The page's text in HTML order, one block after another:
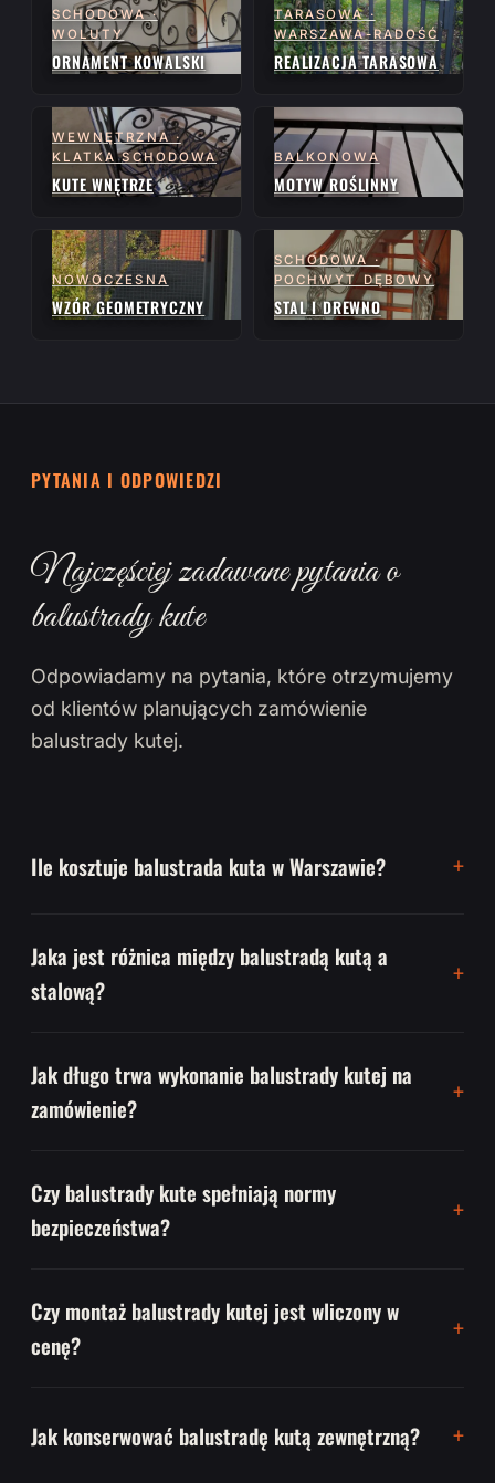
SCHODOWA ·
WOLUTY
ORNAMENT KOWALSKI
TARASOWA ·
WARSZAWA-RADOŚĆ
REALIZACJA TARASOWA
WEWNĘTRZNA ·
KLATKA SCHODOWA
KUTE WNĘTRZE
BALKONOWA
MOTYW ROŚLINNY
NOWOCZESNA
WZÓR GEOMETRYCZNY
SCHODOWA ·
POCHWYT DĘBOWY
STAL I DREWNO
PYTANIA I ODPOWIEDZI
Najczęściej zadawane pytania o
balustrady kute
Odpowiadamy na pytania, które otrzymujemy
od klientów planujących zamówienie
balustrady kutej.
Ile kosztuje balustrada kuta w Warszawie?
Jaka jest różnica między balustradą kutą a
stalową?
Jak długo trwa wykonanie balustrady kutej na
zamówienie?
Czy balustrady kute spełniają normy
bezpieczeństwa?
Czy montaż balustrady kutej jest wliczony w
cenę?
Jak konserwować balustradę kutą zewnętrzną?